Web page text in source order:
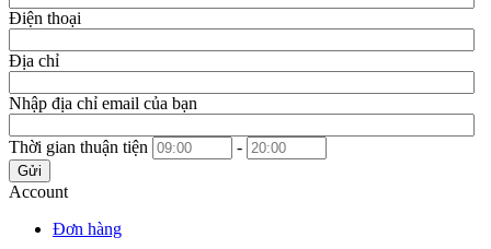
Điện thoại
Địa chỉ
Nhập địa chỉ email của bạn
Thời gian thuận tiện -
Gửi
Account
Đơn hàng